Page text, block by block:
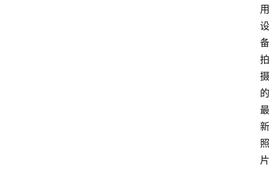
用
设
备
拍
摄
的
最
新
照
片